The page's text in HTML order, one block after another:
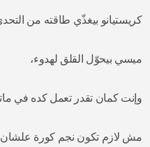
كريستيانو بيغذّي طاقته من
ميسي بيحوّل القلق لهدوء،
وإنت كمان تقدر تعمل كده في
مش لازم تكون نجم كورة علشان